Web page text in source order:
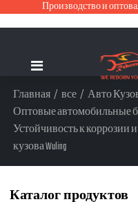
Производство и
Главная / все / Авто
Оптовые автомобильные
Устойчивость к коррозии
кузова Wuling
Каталог продуктов